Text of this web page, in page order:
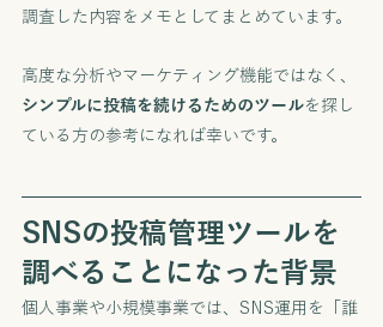
調査した内容をメモとしてまとめています。
高度な分析やマーケティング機能ではなく、
シンプルに投稿を続けるためのツールを探し
ている方の参考になれば幸いです。
SNSの投稿管理ツールを
調べることになった背景
個人事業や小規模事業では、SNS運用を「誰